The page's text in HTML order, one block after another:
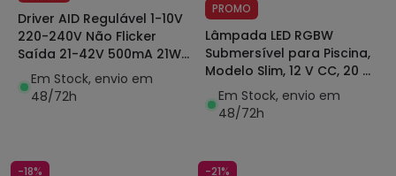
Driver AID Regulável 1-10V
220-240V Não Flicker
Saída 21-42V 500mA 21W
PE18AA42
Em Stock, envio em
48/72h
PROMO
Lâmpada LED RGBW
Submersível para Piscina,
Modelo Slim, 12 V CC, 20 W,
IP68, PAR56, XtraPool
Em Stock, envio em
48/72h
-18% -21%